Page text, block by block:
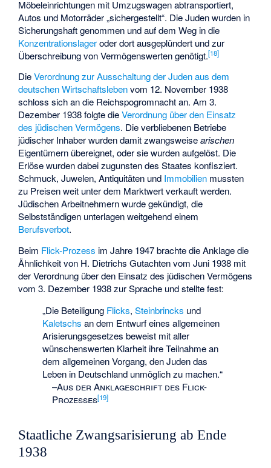
Möbeleinrichtungen mit Umzugswagen abtransportiert,
Autos und Motorräder „sichergestellt“. Die Juden wurden in
Sicherungshaftgenommen und auf dem Weg in die
Konzentrationslageroder dort ausgeplündert und zur
Überschreibung von Vermögenswerten genötigt.[18]
DieVerordnung zur Ausschaltung der Juden aus dem
deutschen Wirtschaftslebenvom 12. November 1938
schloss sich an die Reichspogromnacht an. Am 3.
Dezember 1938 folgte dieVerordnung über den Einsatz
des jüdischen Vermögens. Die verbliebenen Betriebe
jüdischer Inhaber wurden damit zwangsweisearischen
Eigentümern übereignet, oder sie wurden aufgelöst. Die
Erlöse wurden dabei zugunsten des Staates konfisziert.
Schmuck, Juwelen, Antiquitäten und Immobilien mussten
zu Preisen weit unter dem Marktwert verkauft werden.
Jüdischen Arbeitnehmern wurde gekündigt, die
Selbstständigen unterlagen weitgehend einem
Berufsverbot.
Beim Flick-Prozess im Jahre 1947 brachte die Anklage die
Ähnlichkeit von H. Dietrichs Gutachten vom Juni 1938 mit
der Verordnung über den Einsatz des jüdischen Vermögens
vom 3. Dezember 1938 zur Sprache und stellte fest:
„Die Beteiligung Flicks,Steinbrincks und
Kaletschs an dem Entwurf eines allgemeinen
Arisierungsgesetzes beweist mit aller
wünschenswerten Klarheit ihre Teilnahme an
dem allgemeinen Vorgang, den Juden das
Leben in Deutschland unmöglich zu machen.“
–Aus der Anklageschrift des Flick-
Prozesses[19]
Staatliche Zwangsarisierung ab Ende
1938